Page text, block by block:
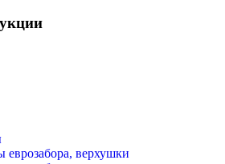
еврозабора, верхушки